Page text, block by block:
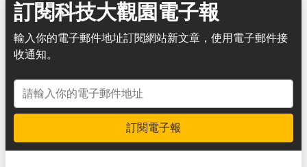
訂閱科技大觀園電子報
輸入你的電子郵件地址訂閱網站新文章，使用電子郵件接
收通知。
電子郵件地址
訂閱電子報